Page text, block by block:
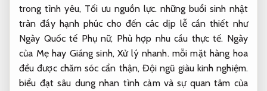
trong tình yêu, Tối ưu nguồn lực. những buổi sinh nhật
tràn đầy hạnh phúc cho đến các dịp lễ cần thiết như
Ngày Quốc tế Phụ nữ, Phù hợp nhu cầu thực tế. Ngày
của Mẹ hay Giáng sinh,Xử lý nhanh. mỗi mặt hàng hoa
đều được chăm sóc cẩn thận,Đội ngũ giàu kinh nghiệm.
biểu đạt sâu dung nhan tình cảm và sự quan tâm của